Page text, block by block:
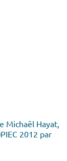
Michaël Hayat,
2012 par